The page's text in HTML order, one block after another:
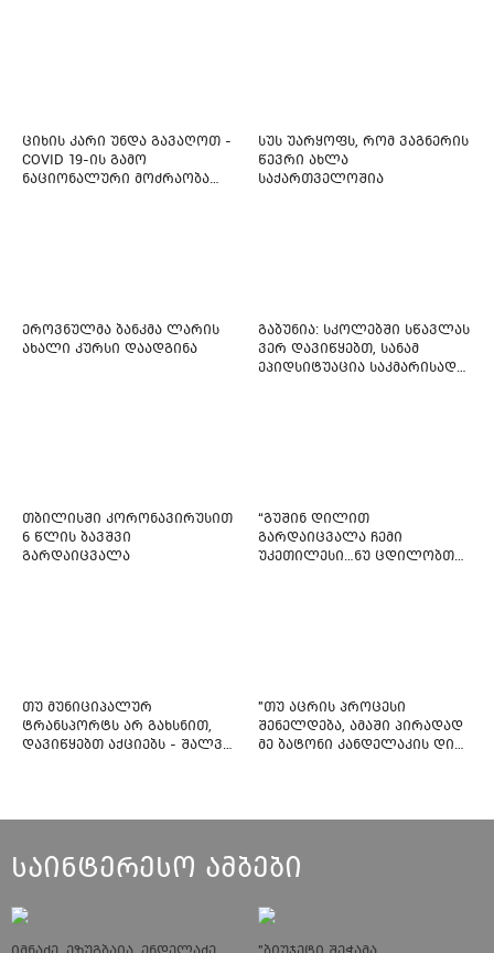
ციხის კარი უნდა გავაღოთ -
COVID 19-ის გამო
ნაციონალური მოძრაობა
სუს უარყოფს, რომ ვაგნერის
წევრი ახლა
საქართველოშია
ეროვნულმა ბანკმა ლარის
ახალი კურსი დაადგინა
გაბუნია: სკოლებში სწავლას
ვერ დავიწყებთ, სანამ
ეპიდსიტუაცია საკმარისად
თბილისში კორონავირუსით
6 წლის ბავშვი
გარდაიცვალა
“გუშინ დილით
გარდაიცვალა ჩემი
უკეთილესი…ნუ ცდილობთ
თუ მუნიციპალურ
ტრანსპორტს არ გახსნით,
დავიწყებთ აქციებს - შალვა
"თუ აცრის პროცესი
შენელდება, ამაში პირადად
მე ბატონი კანდელაკის დიდ
საინტერესო ამბები